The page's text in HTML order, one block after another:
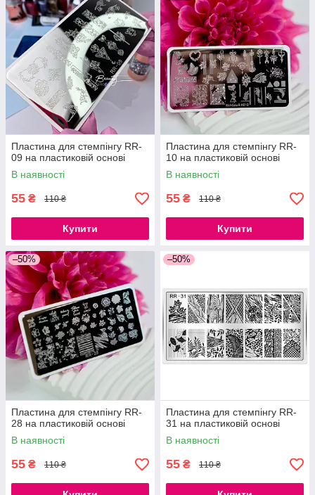
Пластина для стемпінгу RR-
09 на пластиковій основі
В наявності
55 ₴ 110 ₴
Купити
Пластина для стемпінгу RR-
10 на пластиковій основі
В наявності
55 ₴ 110 ₴
Купити
–50%
Пластина для стемпінгу RR-
28 на пластиковій основі
В наявності
55 ₴ 110 ₴
–50%
Пластина для стемпінгу RR-
31 на пластиковій основі
В наявності
55 ₴ 110 ₴